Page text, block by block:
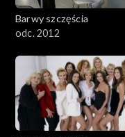
Barwy szczęścia
odc. 2012